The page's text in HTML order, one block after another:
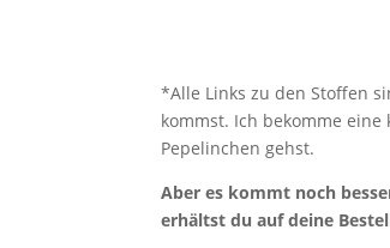
*Alle Links zu den Stoffen
kommst. Ich bekomme
Pepelinchen gehst.
Aber es kommt noch
erhältst du auf deine